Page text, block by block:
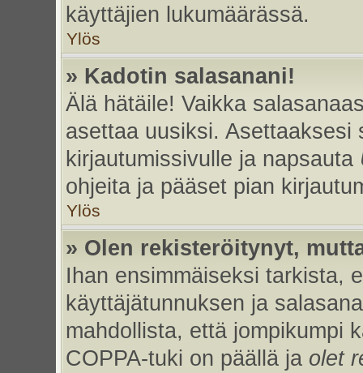
käyttäjien lukumäärässä.
Ylös
» Kadotin salasanani!
Älä hätäile! Vaikka
asettaa uusiksi. Asettaaksesi
kirjautumissivulle ja napsauta
ohjeita ja pääset pian
Ylös
» Olen rekisteröitynyt,
Ihan ensimmäiseksi tarkista,
käyttäjätunnuksen ja
mahdollista, että jompikumpi
COPPA-tuki on päällä ja olet